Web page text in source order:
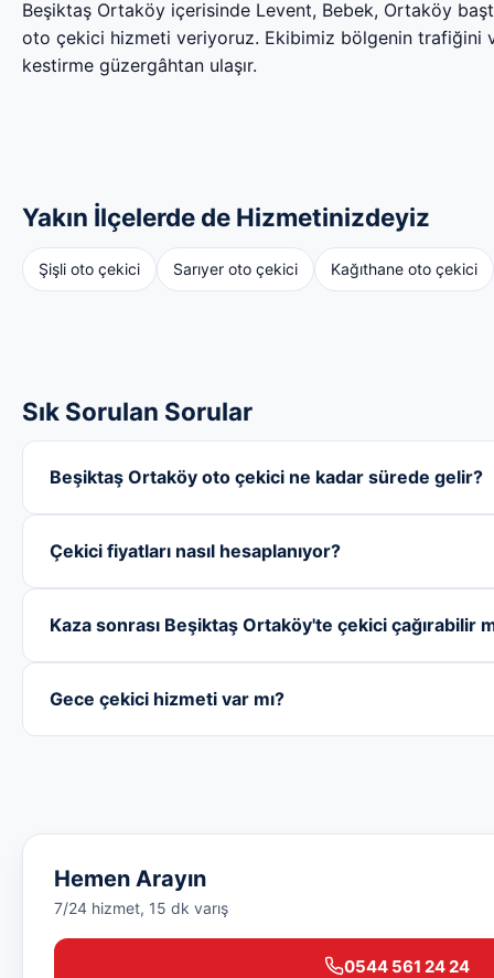
Beşiktaş Ortaköy içerisinde Levent, Bebek, Ortaköy
oto çekici hizmeti veriyoruz. Ekibimiz bölgenin trafiğini
kestirme güzergâhtan ulaşır.
Yakın İlçelerde de Hizmetinizdeyiz
Şişli oto çekici Sarıyer oto çekici Kağıthane oto çekici
Sık Sorulan Sorular
Beşiktaş Ortaköy oto çekici ne kadar sürede gelir?
Çekici fiyatları nasıl hesaplanıyor?
Kaza sonrası Beşiktaş Ortaköy'te çekici çağırabilir
Gece çekici hizmeti var mı?
Hemen Arayın
7/24 hizmet, 15 dk varış
0544 561 24 24